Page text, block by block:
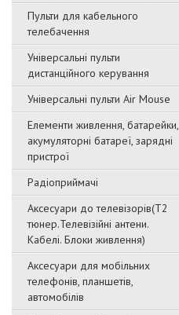
Пульти для кабельного
телебачення
Універсальні пульти
дистанційного керування
Універсальні пульти Air Mouse
Елементи живлення, батарейки,
акумуляторні батареї, зарядні
пристрої
Радіоприймачі
Аксесуари до телевізорів(T2
тюнер.Телевізійні антени.
Кабелі. Блоки живлення)
Аксесуари для мобільних
телефонів, планшетів,
автомобілів